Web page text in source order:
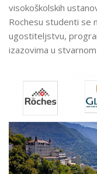
visokoškolskih
Rochesu studenti se
ugostiteljstvu,
izazovima u